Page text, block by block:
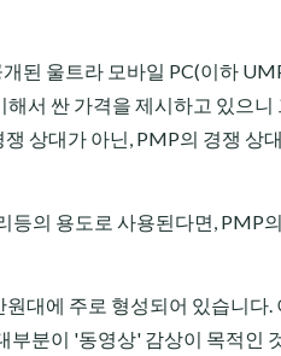
된 울트라 모바일 PC(이하
서 싼 가격을 제시하고 있으
상대가 아닌, PMP의 경쟁 상
의 용도로 사용된다면, PMP
대에 주로 형성되어 있습니다
분이 '동영상' 감상이 목적인